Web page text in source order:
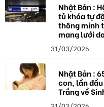
Nhật Bản :
tủ khóa tự
thông minh
mạng lưới
31/03/2026
Nhật Bản :
con, lần
Trắng về